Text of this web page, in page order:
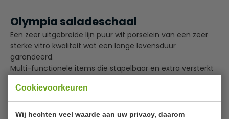
Cookievoorkeuren
Wij hechten veel waarde aan uw privacy, daarom
Olympia saladeschaal
Een zeer uitgebreide lijn puur wit porselein van een zeer
sterke vitro kwaliteit wat een lange levensduur
garandeerd.
Multi-functionele items die stapelbaar en extra versterkt
Oven, magnetron, vriezer en vaatwasmachine bestendig.
Specificaties